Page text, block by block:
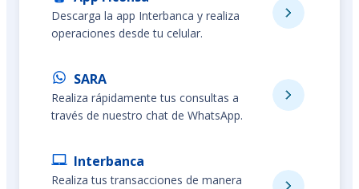
Descarga la app Interbanca y realiza
operaciones desde tu celular.
SARA
Realiza rápidamente tus consultas a
través de nuestro chat de WhatsApp.
Interbanca
Realiza tus transacciones de manera